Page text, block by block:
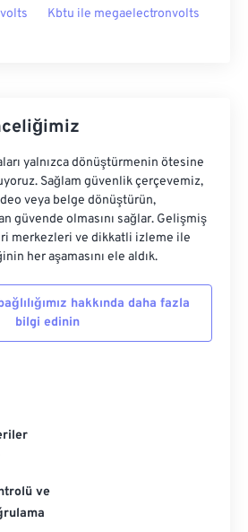
Kbtu ile megaelectronvolts
yalnızca dönüştürmenin ötesine
Sağlam güvenlik çerçevemiz,
veya belge dönüştürün,
güvende olmasını sağlar. Gelişmiş
merkezleri ve dikkatli izleme ile
her aşamasını ele aldık.
hakkında daha fazla
bilgi edinin
ve